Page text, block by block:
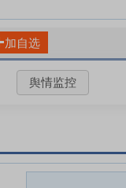
加自选
舆情监控